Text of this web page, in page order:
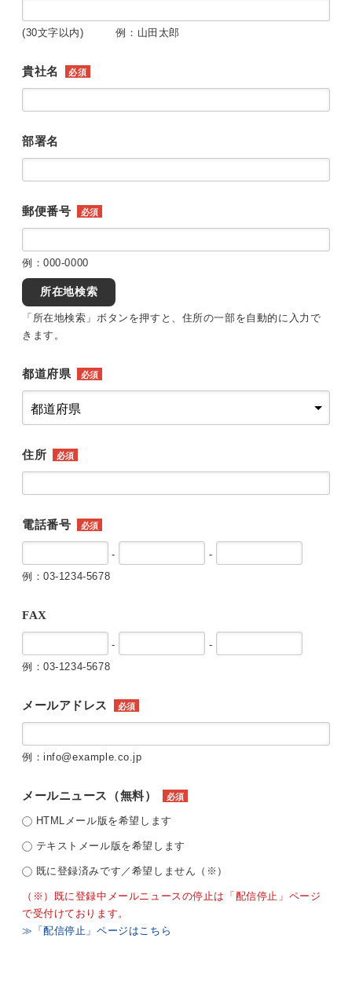
(30文字以内) 例：山田太郎
貴社名 必須
部署名
郵便番号 必須
例：000-0000
所在地検索
「所在地検索」ボタンを押すと、住所の一部を自動的に入力で
きます。
都道府県 必須
住所 必須
電話番号 必須
-
-
例：03-1234-5678
FAX
-
-
例：03-1234-5678
メールアドレス 必須
例：info@example.co.jp
メールニュース（無料） 必須
HTMLメール版を希望します
テキストメール版を希望します
既に登録済みです／希望しません（※）
（※）既に登録中メールニュースの停止は「配信停止」ページ
で受付けております。
≫「配信停止」ページはこちら